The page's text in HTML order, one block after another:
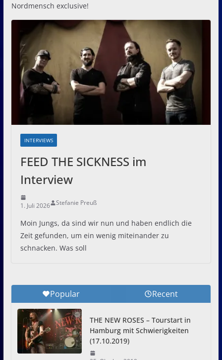
Nordmensch exclusive!
INTERVIEWS
FEED THE SICKNESS im
Interview
1. Juli 2026 Stefanie Preuß
Moin Jungs, da sind wir nun und haben endlich die
Zeit gefunden, um ein wenig miteinander zu
schnacken. Was soll
Popular Recent
THE NEW ROSES – Tourstart in
Hamburg mit Schwierigkeiten
(17.10.2019)